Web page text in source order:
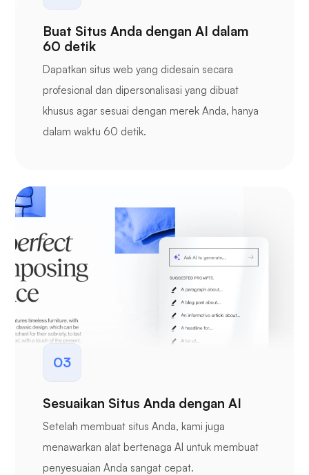
Buat Situs Anda dengan AI dalam
60 detik
Dapatkan situs web yang didesain secara
profesional dan dipersonalisasi yang dibuat
khusus agar sesuai dengan merek Anda, hanya
dalam waktu 60 detik.
03
Sesuaikan Situs Anda dengan AI
Setelah membuat situs Anda, kami juga
menawarkan alat bertenaga AI untuk membuat
penyesuaian Anda sangat cepat.